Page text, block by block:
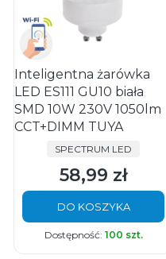
Inteligentna żarówka
LED ES111 GU10 biała
SMD 10W 230V 1050lm
CCT+DIMM TUYA
PRODUCENT
SPECTRUM LED
Cena
58,99 zł
DO KOSZYKA
Dostępność: 100 szt.